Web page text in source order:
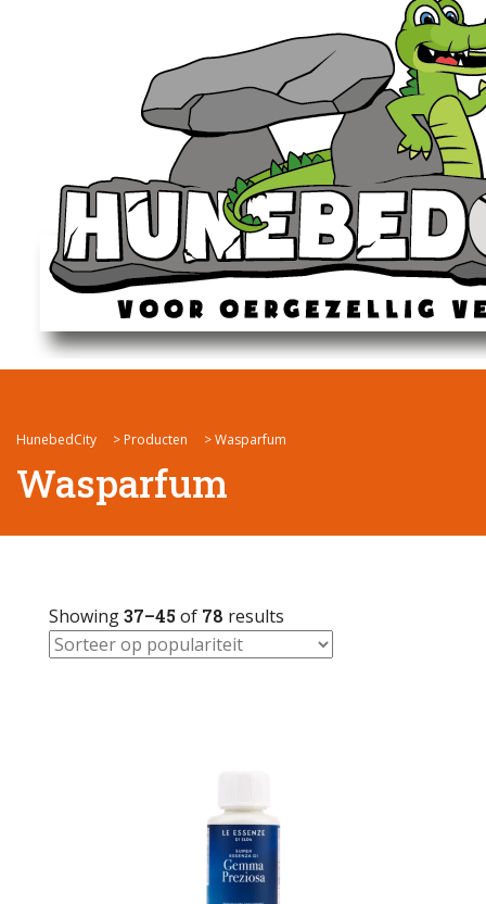
HunebedCity > Producten >Wasparfum
Wasparfum
Showing37–45of 78 results